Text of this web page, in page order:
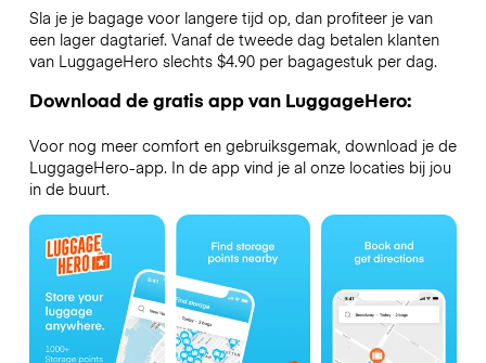
Sla je je bagage voor langere tijd op, dan profiteer je van
een lager dagtarief. Vanaf de tweede dag betalen klanten
van LuggageHero slechts $4.90 per bagagestuk per dag.
Download de gratis app van LuggageHero:
Voor nog meer comfort en gebruiksgemak, download je de
LuggageHero-app. In de app vind je al onze locaties bij jou
in de buurt.